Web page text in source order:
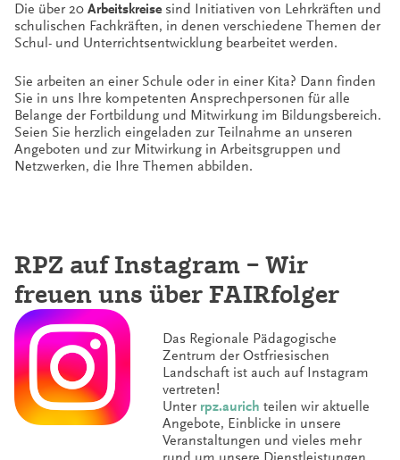
Die über 20 Arbeitskreise sind Initiativen von Lehrkräften und
schulischen Fachkräften, in denen verschiedene Themen der
Schul- und Unterrichtsentwicklung bearbeitet werden.
Sie arbeiten an einer Schule oder in einer Kita? Dann finden
Sie in uns Ihre kompetenten Ansprechpersonen für alle
Belange der Fortbildung und Mitwirkung im Bildungsbereich.
Seien Sie herzlich eingeladen zur Teilnahme an unseren
Angeboten und zur Mitwirkung in Arbeitsgruppen und
Netzwerken, die Ihre Themen abbilden.
RPZ auf Instagram – Wir
freuen uns über FAIRfolger
Das Regionale Pädagogische
Zentrum der Ostfriesischen
Landschaft ist auch auf Instagram
vertreten!
Unter rpz.aurich teilen wir aktuelle
Angebote, Einblicke in unsere
Veranstaltungen und vieles mehr